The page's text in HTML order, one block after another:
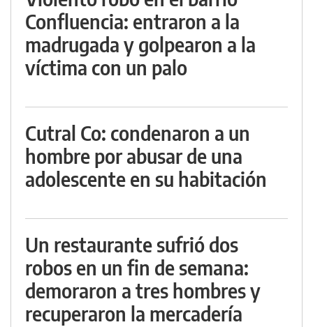
Confluencia: entraron a la
madrugada y golpearon a la
víctima con un palo
Cutral Co: condenaron a un
hombre por abusar de una
adolescente en su habitación
Un restaurante sufrió dos
robos en un fin de semana:
demoraron a tres hombres y
recuperaron la mercadería